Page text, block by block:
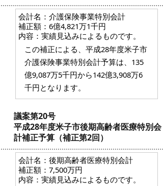
会計名：介護保険事業特別会計
補正額：6億4,821万1千円
内容：実績見込みによるものです。
この補正による、平成28年度米子市
介護保険事業特別会計予算は、135
億9,087万5千円から142億3,908万6
千円となります。
議案第20号
平成28年度米子市後期高齢者医療特別会
計補正予算（補正第2回）
会計名：後期高齢者医療特別会計
補正額：7,500万円
内容：実績見込みによるものです。